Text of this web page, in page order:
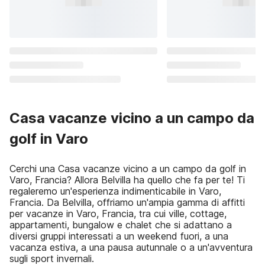
Casa vacanze vicino a un campo da
golf in Varo
Cerchi una Casa vacanze vicino a un campo da golf in
Varo, Francia? Allora Belvilla ha quello che fa per te! Ti
regaleremo un'esperienza indimenticabile in Varo,
Francia. Da Belvilla, offriamo un'ampia gamma di affitti
per vacanze in Varo, Francia, tra cui ville, cottage,
appartamenti, bungalow e chalet che si adattano a
diversi gruppi interessati a un weekend fuori, a una
vacanza estiva, a una pausa autunnale o a un'avventura
sugli sport invernali.